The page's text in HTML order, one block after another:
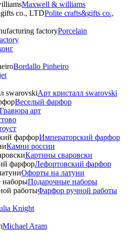
Maxwell & williams
Polite crafts&gifts co.,
Porcelain
Bordallo Pinheiro
Арт кристалл swarovski
Веселый фарфор
Гравюра арт
Императорский фарфор
Камни россии
Картины сваровски
Лефортовский фарфор
Офорты на латуни
Подарочные наборы
Фарфор ручной работы
Knight
Michael Aram